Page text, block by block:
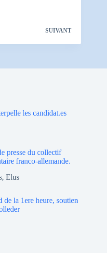
SUIVANT
les candidat.es
presse du collectif
franco-allemande.
, Elus
la 1ere heure, soutien